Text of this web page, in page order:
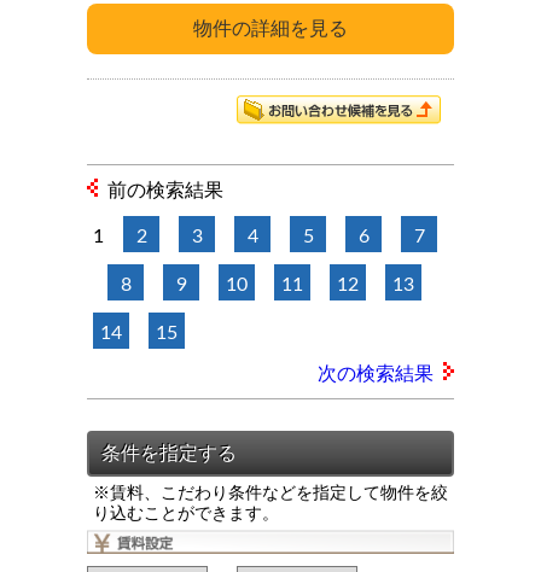
前の検索結果
1 2 3 4 5 6 7
8 9 10 11 12 13
14 15
次の検索結果
※賃料、こだわり条件などを指定して物件を絞
り込むことができます。